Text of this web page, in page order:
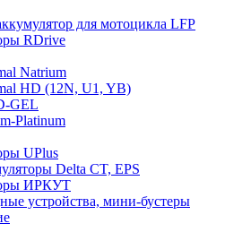
для мотоцикла LFP
RDrive
Natrium
HD (12N, U1, YB)
GEL
Platinum
UPlus
Delta CT, EPS
ИРКУТ
устройства, мини-бустеры